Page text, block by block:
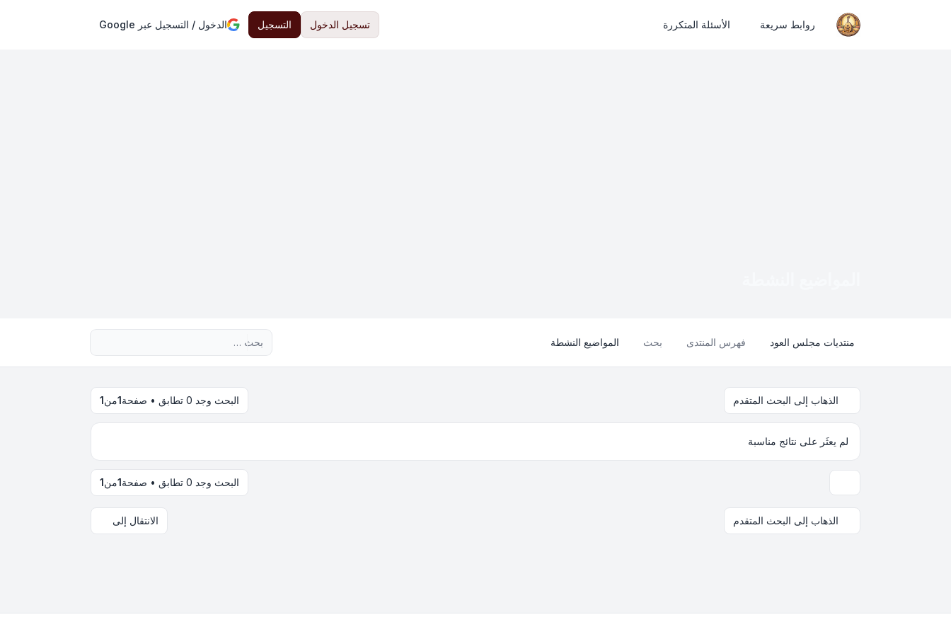
روابط سريعة الأسئلة المتكررة تسجيل الدخول التسجيل الدخول / التسجيل عبر Google
منتديات مجلس العود فهرس المنتدى بحث المواضيع النشطة
الذهاب إلى البحث المتقدم البحث وجد 0 تطابق • صفحة 1من1
لم يعثَر على نتائج مناسبة
البحث وجد 0 تطابق • صفحة 1من1
الذهاب إلى البحث المتقدم الانتقال إلى